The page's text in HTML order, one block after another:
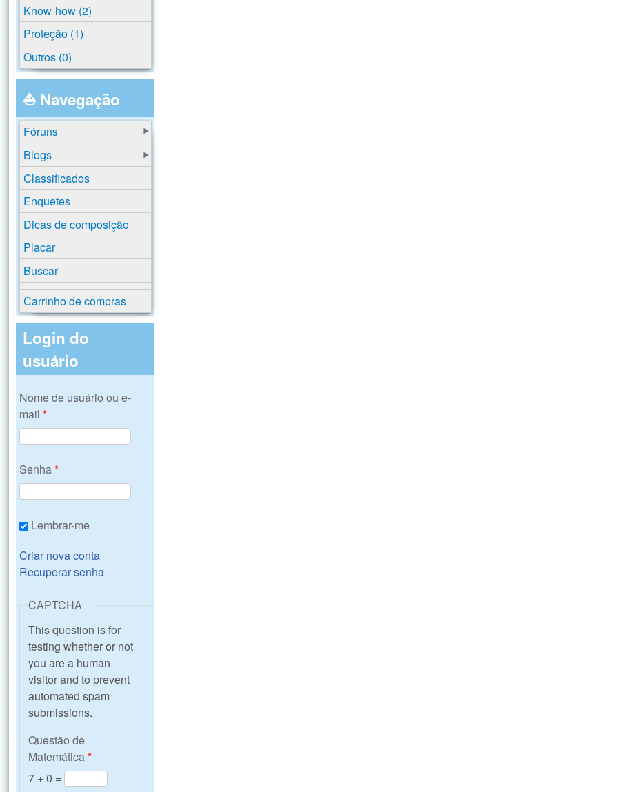
Know-how (2)
Proteção (1)
Outros (0)
⛵ Navegação
Fóruns
Blogs
Classificados
Enquetes
Dicas de composição
Placar
Buscar
Carrinho de compras
Login do
usuário
Nome de usuário ou e-
mail*
Senha*
Lembrar-me
Criar nova conta
Recuperar senha
CAPTCHA
This question is for
testing whether or not
you are a human
visitor and to prevent
automated spam
submissions.
Questão de
Matemática*
7 + 0 =